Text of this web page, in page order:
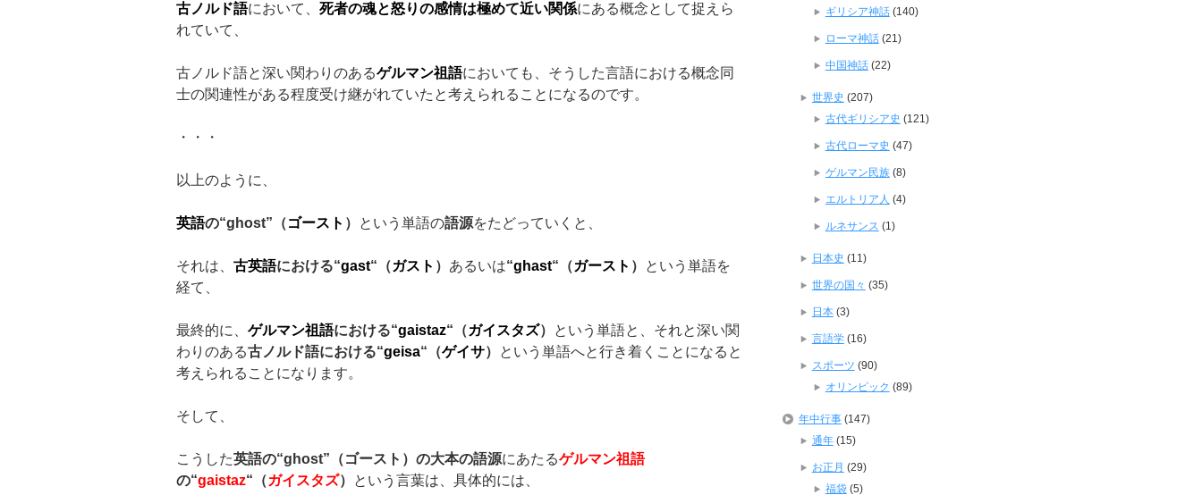
古ノルド語において、 死者の魂と怒りの感情は極めて近い関係にある概念として捉えら
れていて、
古ノルド語と深い関わりのあるゲルマン祖語においても、そうした言語における概念同
士の関連性がある程度受け継がれていたと考えられることになるのです。
・・・
以上のように、
英語の“ghost” （ゴースト ） という単語の語源をたどっていくと、
それは、 古英語における“gast“ （ガスト ） あるいは“ghast“ （ガースト ）
という単語を
経て、
最終的に、 ゲルマン祖語における“gaistaz“ （ガイスタズ）
という単語と、それと深い関
わりのある古ノルド語における“geisa“ （ゲイサ）
という単語へと行き着くことになると
考えられることになります。
そして、
こうした英語の“ghost” （ゴースト）の大本の語源にあたるゲルマン祖語
の“gaistaz“ （ガイスタズ） という言葉は、具体的には、
ギリシア神話(140)
ローマ神話(21)
中国神話(22)
世界史 (207)
古代ギリシア史 (121)
古代ローマ史 (47)
ゲルマン民族(8)
エルトリア人 (4)
ルネサンス (1)
日本史 (11)
世界の国々 (35)
日本(3)
言語学(16)
スポーツ (90)
オリンピック (89)
年中行事(147)
通年(15)
お正月 (29)
福袋(5)